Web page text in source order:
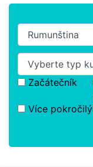
Začátečník
Více pokročilý